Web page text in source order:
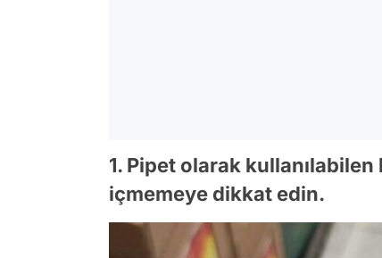
1. Pipet olarak
içmemeye dikkat edin.